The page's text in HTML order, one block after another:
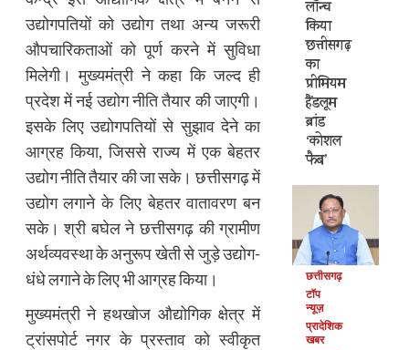
उद्योगपतियों को उद्योग तथा अन्य जरूरी
औपचारिकताओं को पूर्ण करने में सुविधा
मिलेगी। मुख्यमंत्री ने कहा कि जल्द ही
प्रदेश में नई उद्योग नीति तैयार की जाएगी।
इसके लिए उद्योगपतियों से सुझाव देने का
आग्रह किया, जिससे राज्य में एक बेहतर
उद्योग नीति तैयार की जा सके। छत्तीसगढ़ में
उद्योग लगाने के लिए बेहतर वातावरण बन
सके। श्री बघेल ने छत्तीसगढ़ की ग्रामीण
अर्थव्यवस्था के अनुरूप खेती से जुड़े उद्योग-
धंधे लगाने के लिए भी आग्रह किया।
मुख्यमंत्री ने हथखोज औद्योगिक क्षेत्र में
ट्रांसपोर्ट नगर के प्रस्ताव को स्वीकृत
लॉन्च
किया
छत्तीसगढ़
का
प्रीमियम
हैंडलूम
ब्रांड
‘कोशल
फैब’
छत्तीसगढ़
टॉप
न्यूज़
प्रादेशिक
खबर